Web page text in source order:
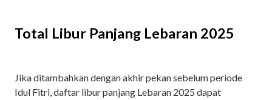
Total Libur Panjang Lebaran 2025
Jika ditambahkan dengan akhir pekan sebelum periode
Idul Fitri, daftar libur panjang Lebaran 2025 dapat